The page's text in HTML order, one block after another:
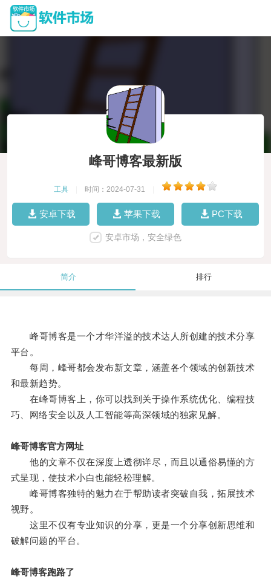
峰哥博客最新版
工具 时间：2024-07-31
安卓下载 苹果下载 PC下载
安卓市场，安全绿色
简介 排行
峰哥博客是一个才华洋溢的技术达人所创建的技术分享
平台。
每周，峰哥都会发布新文章，涵盖各个领域的创新技术
和最新趋势。
在峰哥博客上，你可以找到关于操作系统优化、编程技
巧、网络安全以及人工智能等高深领域的独家见解。
峰哥博客官方网址
他的文章不仅在深度上透彻详尽，而且以通俗易懂的方
式呈现，使技术小白也能轻松理解。
峰哥博客独特的魅力在于帮助读者突破自我，拓展技术
视野。
这里不仅有专业知识的分享，更是一个分享创新思维和
破解问题的平台。
峰哥博客跑路了